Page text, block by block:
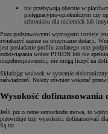
nie przebywają obecnie w
pielęgnacyjno-opiekuńczym czy
schronisku dla nieletnich lub
Poza podstawowymi wymogami istnieje
zwiększyć szanse na otrzymanie dotacji.
jest posiadanie profilu zaufanego oraz
zobowiązania wobec PFRON lub nie
niepełnosprawności, nie mogą liczyć na
Składając wniosek w systemie
zaświadczeń. Należy również wskazać
Wysokość dofinansowania
Jeśli już o cenie samochodu mowa, to
przewiduje trzy wysokości dofinansowań
Są to: